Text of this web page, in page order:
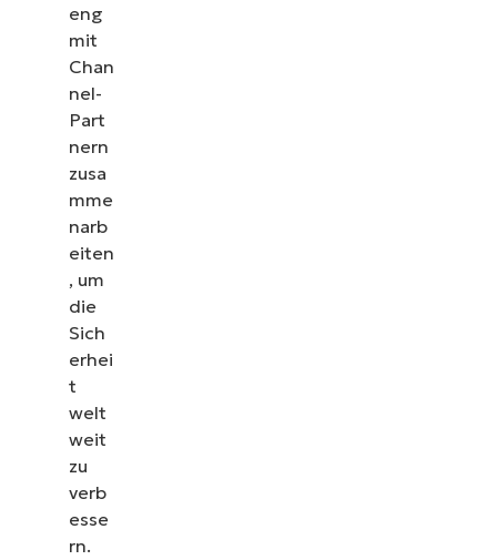
eng
mit
Chan
nel-
Part
nern
zusa
mme
narb
eiten
, um
die
Sich
erhei
t
welt
weit
zu
verb
esse
rn.